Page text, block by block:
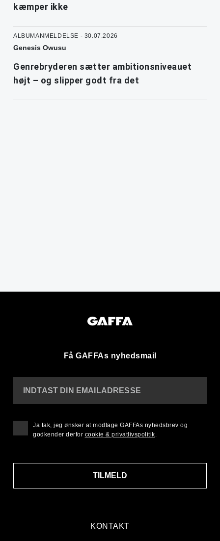
kæmper ikke
ALBUMANMELDELSE - 30.07.2026
Genesis Owusu
Genrebryderen sætter ambitionsniveauet
højt – og slipper godt fra det
Få GAFFAs nyhedsmail
KONTAKT
INDTAST DIN EMAILADRESSE
TILMELD
Ja tak, jeg ønsker at modtage GAFFAs nyhedsbrev og
godkender derfor cookie & privatlivspolitik.